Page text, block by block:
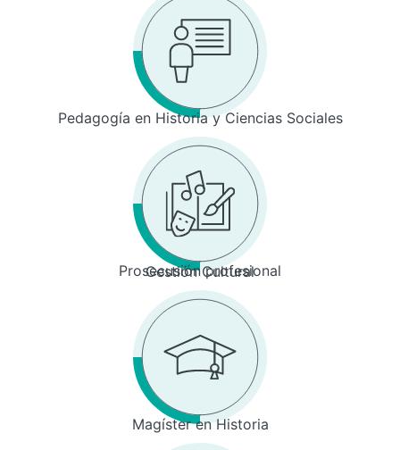
Pedagogía en Historia y Ciencias Sociales
Prosecusión profesional
Gestión Cultural
Magíster en Historia